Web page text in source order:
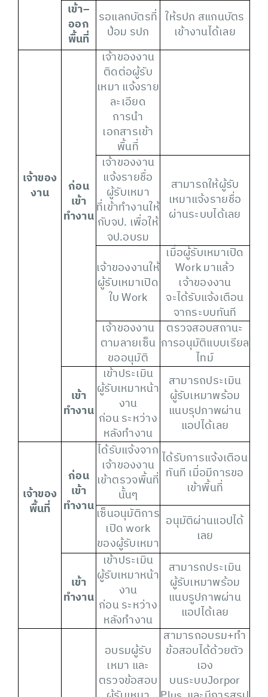
เข้า–
ออก
พื้นที่
รอแลกบัตรที่
ป้อม รปภ
ให้รปภ สแกนบัตร
เข้างานได้เลย
เจ้าของ
งาน
ก่อน
เข้า
ทำงาน
เจ้าของงาน
ติดต่อผู้รับ
เหมา แจ้งราย
ละเอียด
การนำ
เอกสารเข้า
พื้นที่
เจ้าของงาน
แจ้งรายชื่อ
ผู้รับเหมา
ที่เข้าทำงานให้
กับจป. เพื่อให้
จป.อบรม
สามารถให้ผู้รับ
เหมาแจ้งรายชื่อ
ผ่านระบบได้เลย
เจ้าของงานให้
ผู้รับเหมาเปิด
ใบ Work
เมื่อผู้รับเหมาเปิด
Work มาแล้ว
เจ้าของงาน
จะได้รับแจ้งเตือน
จากระบบทันที
เจ้าของงาน
ตามลายเซ็น
ขออนุมัติ
ตรวจสอบสถานะ
การอนุมัติแบบเรียล
ไทม์
เข้า
ทำงาน
เข้าประเมิน
ผู้รับเหมาหน้า
งาน
ก่อน ระหว่าง
หลังทำงาน
สามารถประเมิน
ผู้รับเหมาพร้อม
แนบรุปภาพผ่าน
แอปได้เลย
เจ้าของ
พื้นที่
ก่อน
เข้า
ทำงาน
ได้รับแจ้งจาก
เจ้าของงาน
เข้าตรวจพื้นที่
นั้นๆ
ได้รับการแจ้งเตือน
ทันที เมื่อมีการขอ
เข้าพื้นที่
เซ็นอนุมัติการ
เปิด work
ของผู้รับเหมา
อนุมัติผ่านแอปได้
เลย
เข้า
ทำงาน
เข้าประเมิน
ผู้รับเหมาหน้า
งาน
ก่อน ระหว่าง
หลังทำงาน
สามารถประเมิน
ผู้รับเหมาพร้อม
แนบรูปภาพผ่าน
แอปได้เลย
อบรมผู้รับ
เหมา และ
ตรวจข้อสอบ
สามารถอบรม+ทำ
ข้อสอบได้ด้วยตัว
เอง
บนระบบJorpor